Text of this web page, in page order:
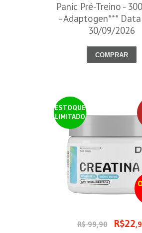
Panic Pré-Treino -
- Adaptogen*** Data
30/09/2026
COMPRAR
ESTOQUE
LIMITADO
R$ 99,90 R$22